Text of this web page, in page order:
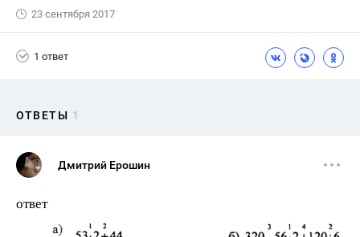
23 сентября 2017
1 ответ
ОТВЕТЫ 1
Дмитрий Ерошин
ответ